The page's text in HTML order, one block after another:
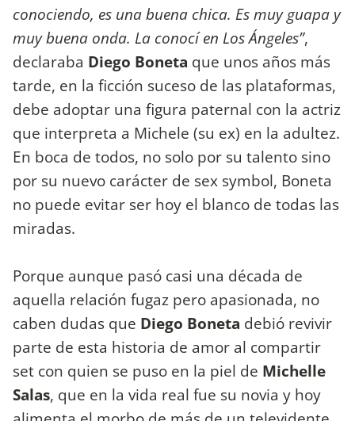
conociendo, es una buena chica. Es muy guapa y
muy buena onda. La conocí en Los Ángeles”,
declaraba Diego Boneta que unos años más
tarde, en la ficción suceso de las plataformas,
debe adoptar una figura paternal con la actriz
que interpreta a Michele (su ex) en la adultez.
En boca de todos, no solo por su talento sino
por su nuevo carácter de sex symbol, Boneta
no puede evitar ser hoy el blanco de todas las
miradas.
Porque aunque pasó casi una década de
aquella relación fugaz pero apasionada, no
caben dudas que Diego Boneta debió revivir
parte de esta historia de amor al compartir
set con quien se puso en la piel de Michelle
Salas, que en la vida real fue su novia y hoy